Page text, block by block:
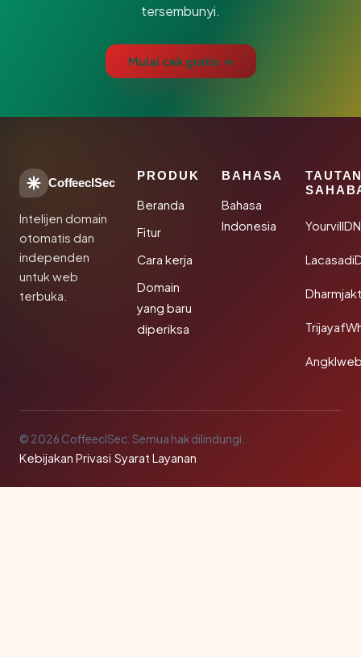
tersembunyi.
Mulai cek gratis →
CoffeeclSec
Intelijen domain
otomatis dan
independen
untuk web
terbuka.
PRODUK
Beranda
Fitur
Cara kerja
Domain
yang baru
diperiksa
BAHASA
Bahasa
Indonesia
© 2026 CoffeeclSec. Semua hak dilindungi.
Kebijakan Privasi·Syarat Layanan